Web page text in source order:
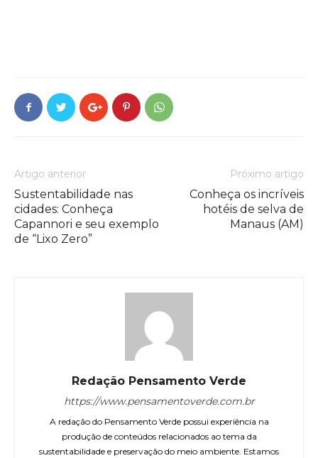
Artigo anterior
Sustentabilidade nas
cidades: Conheça
Capannori e seu exemplo
de “Lixo Zero”
Próximo artigo
Conheça os incríveis
hotéis de selva de
Manaus (AM)
Redação Pensamento Verde
https://www.pensamentoverde.com.br
A redação do Pensamento Verde possui experiência na
produção de conteúdos relacionados ao tema da
sustentabilidade e preservação do meio ambiente. Estamos